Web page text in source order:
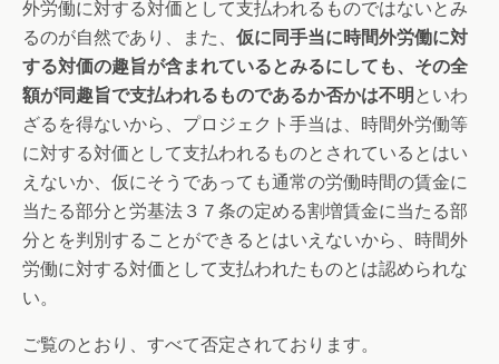
外労働に対する対価として支払われるものではないとみ
るのが自然であり、また、 仮に同手当に時間外労働に対
する対価の趣旨が含まれているとみるにしても、その全
額が同趣旨で支払われるものであるか否かは不明といわ
ざるを得ないから、プロジェクト手当は、時間外労働等
に対する対価として支払われるものとされているとはい
えないか、仮にそうであっても通常の労働時間の賃金に
当たる部分と労基法３７条の定める割増賃金に当たる部
分とを判別することができるとはいえないから、時間外
労働に対する対価として支払われたものとは認められな
い。
ご覧のとおり、すべて否定されております。